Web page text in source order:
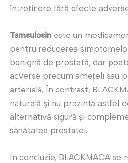
întreținere fără efecte
Tamsulosin este un
pentru reducerea
benignă de prostată, dar
adverse precum amețeli sau
arterială. În contrast,
naturală și nu prezintă astfel
alternativă sigură și
sănătatea prostatei.
În concluzie, BLACKMACA se